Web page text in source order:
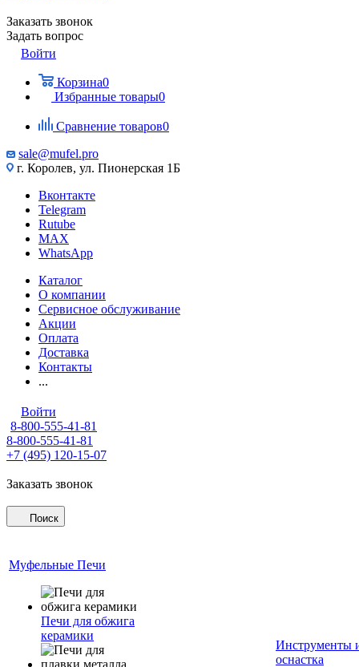
Заказать звонок
Задать вопрос
Войти
Корзина0
Избранные товары0
Сравнение товаров0
sale@mufel.pro
г. Королев, ул. Пионерская 1Б
Вконтакте
Telegram
Rutube
MAX
WhatsApp
Каталог
О компании
Сервисное обслуживание
Акции
Оплата
Доставка
Контакты
...
Войти
8-800-555-41-81
8-800-555-41-81
+7 (495) 120-15-07
Заказать звонок
Поиск
Муфельные Печи
Печи для обжига
керамики
Инструменты
оснастка